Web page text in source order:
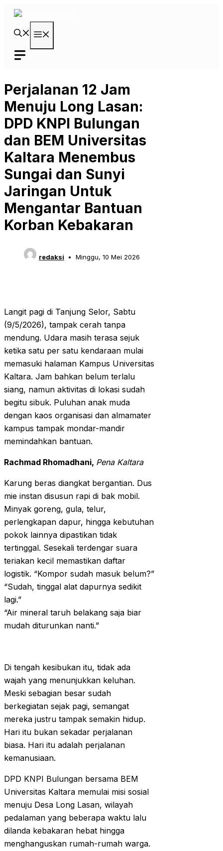
Langsung
Perjalanan 12 Jam
Menuju Long Lasan:
DPD KNPI Bulungan
dan BEM Universitas
Kaltara Menembus
Sungai dan Sunyi
Jaringan Untuk
Mengantar Bantuan
Korban Kebakaran
redaksi Minggu, 10 Mei 2026
Langit pagi di Tanjung Selor, Sabtu
(9/5/2026), tampak cerah tanpa
mendung. Udara masih terasa sejuk
ketika satu per satu kendaraan mulai
memasuki halaman Kampus Universitas
Kaltara. Jam bahkan belum terlalu
siang, namun aktivitas di lokasi sudah
begitu sibuk. Puluhan anak muda
dengan kaos organisasi dan almamater
kampus tampak mondar-mandir
memindahkan bantuan.
Rachmad Rhomadhani, Pena Kaltara
Karung beras diangkat bergantian. Dus
mie instan disusun rapi di bak mobil.
Minyak goreng, gula, telur,
perlengkapan dapur, hingga kebutuhan
pokok lainnya dipastikan tidak
tertinggal. Sesekali terdengar suara
teriakan kecil memastikan daftar
logistik. “Kompor sudah masuk belum?”
“Sudah, tinggal alat dapurnya sedikit
lagi.”
“Air mineral taruh belakang saja biar
mudah diturunkan nanti.”
Di tengah kesibukan itu, tidak ada
wajah yang menunjukkan keluhan.
Meski sebagian besar sudah
berkegiatan sejak pagi, semangat
mereka justru tampak semakin hidup.
Hari itu bukan sekadar perjalanan
biasa. Hari itu adalah perjalanan
kemanusiaan.
DPD KNPI Bulungan bersama BEM
Universitas Kaltara memulai misi sosial
menuju Desa Long Lasan, wilayah
pedalaman yang beberapa waktu lalu
dilanda kebakaran hebat hingga
menghanguskan rumah-rumah warga.